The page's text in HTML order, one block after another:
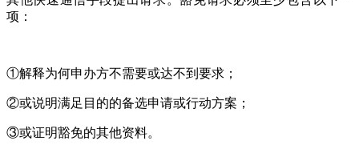
项：
①解释为何申办方不需要或达不到要求；
②或说明满足目的的备选申请或行动方案；
③或证明豁免的其他资料。